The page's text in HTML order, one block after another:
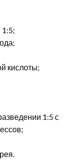
1:5;
кислоты;
1:5 с